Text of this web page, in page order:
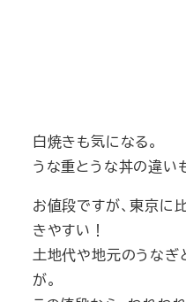
白焼きも気になる。
うな重とうな丼の違
お値段ですが、東京に
きやすい！
土地代や地元のうなぎ
が。